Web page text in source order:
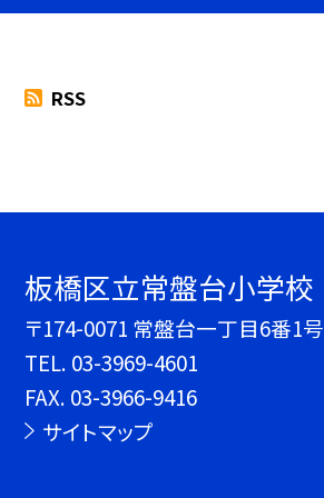
RSS
板橋区立常盤台小学校
〒174-0071 常盤台一丁目6番1号
TEL. 03-3969-4601
FAX. 03-3966-9416
サイトマップ